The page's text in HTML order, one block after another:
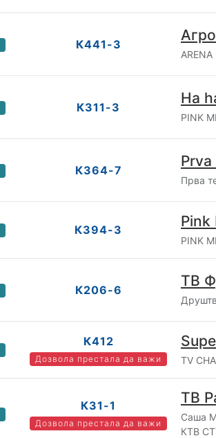
К441-3
К311-3
Ha
PINK
К364-7
Prva
Прва
К394-3 Pink
PINK
К206-6
ТВ
К412
Дозвола престала да важи TV
К31-1
Дозвола престала да важи
ТВ
Саша
КТВ